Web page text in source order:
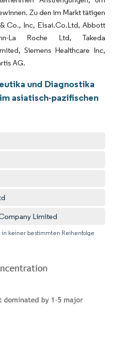
Zu den im Markt tätigen
Co., Inc, Eisai.Co.Ltd, Abbott
La Roche Ltd, Takeda
Siemens Healthcare Inc,
AG.
und Diagnostika
asiatisch-pazifischen
Limited
in keiner bestimmten Reihenfolge